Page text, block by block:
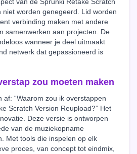
van de Sprunki Retake Scratch
niet worden genegeerd. Lid worden
verbinding maken met andere
samenwerken aan projecten. De
wanneer je deel uitmaakt
netwerk dat gepassioneerd is
zou moeten maken
af: “Waarom zou ik overstappen
Scratch Version Reupload?” Het
Deze versie is ontworpen
van de muziekopname
Met tools die inspelen op elk
proces, van concept tot eindmix,